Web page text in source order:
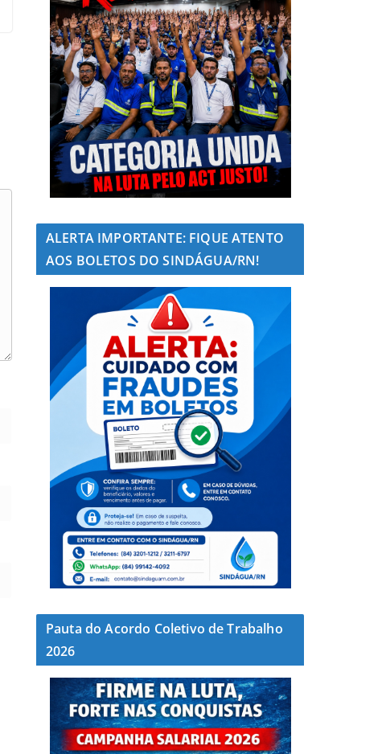
ALERTA IMPORTANTE: FIQUE ATENTO
AOS BOLETOS DO SINDÁGUA/RN!
Pauta do Acordo Coletivo de Trabalho
2026